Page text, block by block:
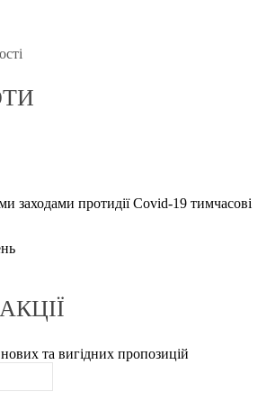
заходами протидії Covid-19 тимчасові
нових та вигідних пропозицій